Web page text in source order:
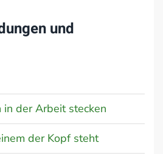
und
in der Arbeit stecken
der Kopf steht